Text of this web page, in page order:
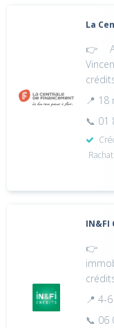
La
👉
📍 18
📞 01
IN&FI
👉
📍 4-
📞 06